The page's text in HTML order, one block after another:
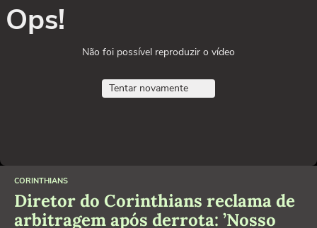
Ops!
Não foi possível reproduzir o vídeo
Tentar novamente
CORINTHIANS
Diretor do Corinthians reclama de
arbitragem após derrota: ’Nosso